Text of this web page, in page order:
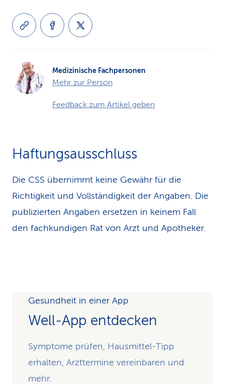
Medizinische Fachpersonen
Mehr zur Person
Feedback zum Artikel geben
Haftungsausschluss
Die CSS übernimmt keine Gewähr für die
Richtigkeit und Vollständigkeit der Angaben. Die
publizierten Angaben ersetzen in keinem Fall
den fachkundigen Rat von Arzt und Apotheker.
Gesundheit in einer App
Well-App entdecken
Symptome prüfen, Hausmittel-Tipp
erhalten, Arzttermine vereinbaren und
mehr.